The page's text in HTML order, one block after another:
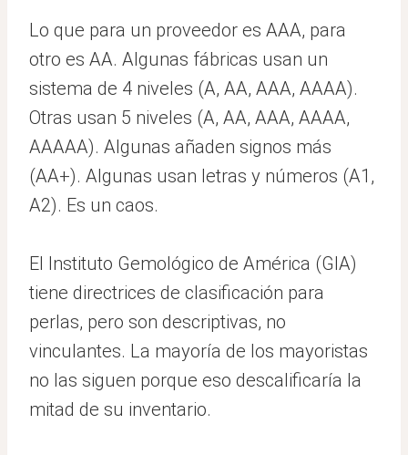
Lo que para un proveedor es AAA, para
otro es AA. Algunas fábricas usan un
sistema de 4 niveles (A, AA, AAA, AAAA).
Otras usan 5 niveles (A, AA, AAA, AAAA,
AAAAA). Algunas añaden signos más
(AA+). Algunas usan letras y números (A1,
A2). Es un caos.
El Instituto Gemológico de América (GIA)
tiene directrices de clasificación para
perlas, pero son descriptivas, no
vinculantes. La mayoría de los mayoristas
no las siguen porque eso descalificaría la
mitad de su inventario.